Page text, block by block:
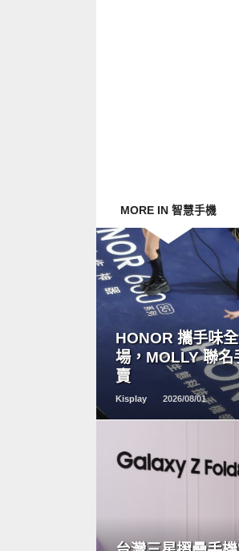
MORE IN 智慧手機
HONOR 攜手味
場，MOLLY 聯名
賣
Kisplay 2026/08/01